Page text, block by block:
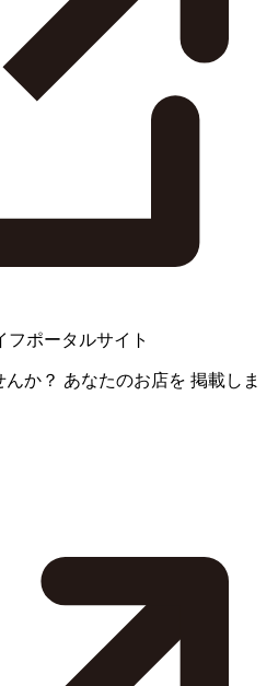
フポータルサイト
か？ あなたのお店を 掲載しま